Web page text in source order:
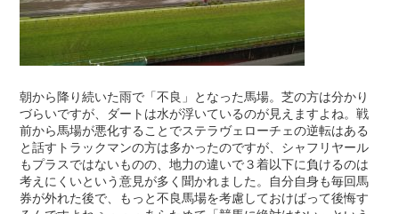
朝から降り続いた雨で「不良」となった馬場。芝の方は分かり
づらいですが、ダートは水が浮いているのが見えますよね。戦
前から馬場が悪化することでステラヴェローチェの逆転はある
と話すトラックマンの方は多かったのですが、シャフリヤール
もプラスではないものの、地力の違いで３着以下に負けるのは
考えにくいという意見が多く聞かれました。自分自身も毎回馬
券が外れた後で、もっと不良馬場を考慮しておけばって後悔す